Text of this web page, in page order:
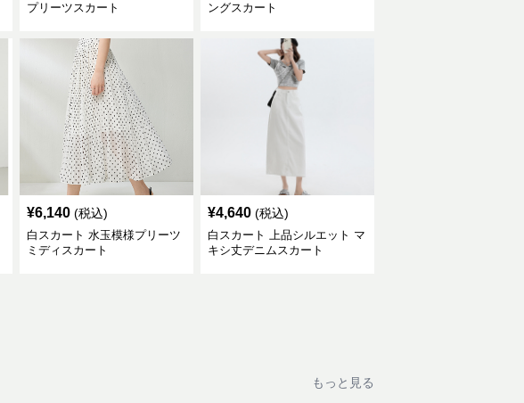
プリーツスカート
ングスカート
¥6,140 (税込)
白スカート 水玉模様プリーツ
ミディスカート
¥4,640 (税込)
白スカート 上品シルエット マ
キシ丈デニムスカート
もっと見る